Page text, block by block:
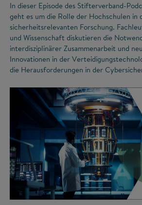
In dieser Episode des Stifterverband-
geht es um die Rolle der Hochschulen in
sicherheitsrelevanten Forschung.
und Wissenschaft diskutieren die
interdisziplinärer Zusammenarbeit und
Innovationen in der
die Herausforderungen in der